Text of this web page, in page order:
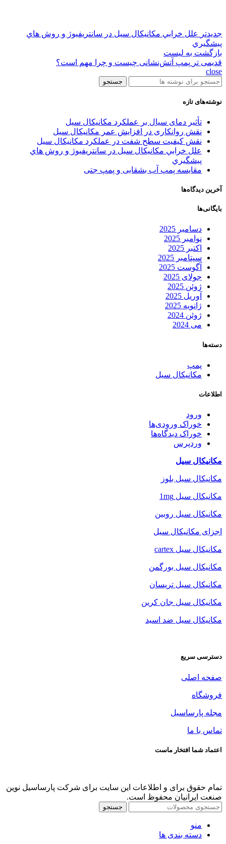
جدیدتر
علل خرابي مکانيکال سيل در سانتريفيوژ و روش هاي
پيشگيري
بازگشت به لیست
قدیمی تر پمپ آتش‌نشانی چیست و چرا مهم است؟
close
جستجو
نوشته‌های تازه
تأثیر دمای سیال بر عملکرد مکانیکال سیل
نقش روانکاری در افزایش عمر مکانیکال سیل
نقش کیفیت سطح شفت در عملکرد مکانیکال سیل
علل خرابي مکانيکال سيل در سانتريفيوژ و روش هاي
پيشگيري
مقایسه پمپ آب بشقابی و پمپ جتی
آخرین دیدگاه‌ها
بایگانی‌ها
دسامبر 2025
نوامبر 2025
اکتبر 2025
سپتامبر 2025
آگوست 2025
جولای 2025
ژوئن 2025
آوریل 2025
ژانویه 2025
ژوئن 2024
می 2024
دسته‌ها
پمپ
مکانیکال سیل
اطلاعات
ورود
خوراک ورودی‌ها
خوراک دیدگاه‌ها
وردپرس
مکانیکال سیل
مکانیکال سیل بلوز
مکانیکال سیل 1mg
مکانیکال سیل روبین
اجزای مکانیکال سیل
مکانیکال سیل cartex
مکانیکال سیل بورگمن
مکانیکال سیل تریسان
مکانیکال سیل جان کرین
مکانیکال سیل ضد اسید
دسترسی سریع
صفحه اصلی
فروشگاه
مجله پارساسیل
تماس با ما
اعتماد شما افتخار ماست
تمام حقوق برای و اطلاعات این سایت برای شرکت پارساسیل نوین
صنعت ایرانیان محفوظ است.
جستجو
منو
دسته بندی ها